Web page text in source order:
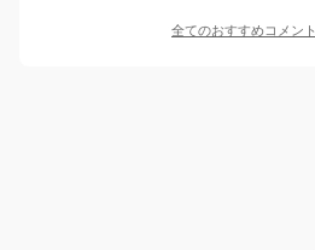
全てのおすすめコメント